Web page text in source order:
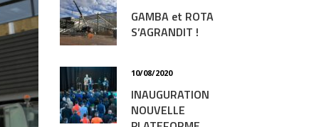
GAMBA et ROTA
S’AGRANDIT !
10/08/2020
INAUGURATION
NOUVELLE